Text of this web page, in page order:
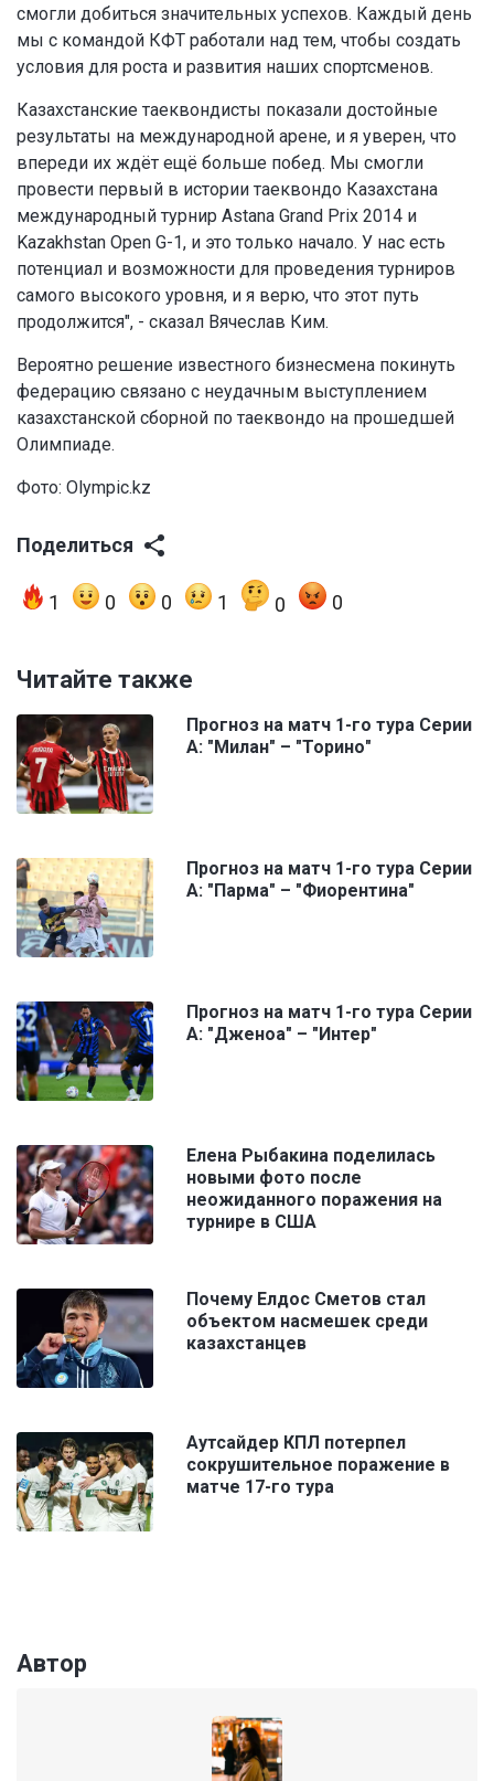
смогли добиться значительных успехов. Каждый день
мы с командой КФТ работали над тем, чтобы создать
условия для роста и развития наших спортсменов.
Казахстанские таеквондисты показали достойные
результаты на международной арене, и я уверен, что
впереди их ждёт ещё больше побед. Мы смогли
провести первый в истории таеквондо Казахстана
международный турнир Astana Grand Prix 2014 и
Kazakhstan Open G-1, и это только начало. У нас есть
потенциал и возможности для проведения турниров
самого высокого уровня, и я верю, что этот путь
продолжится", - сказал Вячеслав Ким.
Вероятно решение известного бизнесмена покинуть
федерацию связано с неудачным выступлением
казахстанской сборной по таеквондо на прошедшей
Олимпиаде.
Фото: Olympic.kz
Поделиться
1 0 0 1 0 0
Читайте также
Прогноз на матч 1-го тура Серии
А: "Милан" – "Торино"
Прогноз на матч 1-го тура Серии
А: "Парма" – "Фиорентина"
Прогноз на матч 1-го тура Серии
А: "Дженоа" – "Интер"
Елена Рыбакина поделилась
новыми фото после
неожиданного поражения на
турнире в США
Почему Елдос Сметов стал
объектом насмешек среди
казахстанцев
Аутсайдер КПЛ потерпел
сокрушительное поражение в
матче 17-го тура
Автор